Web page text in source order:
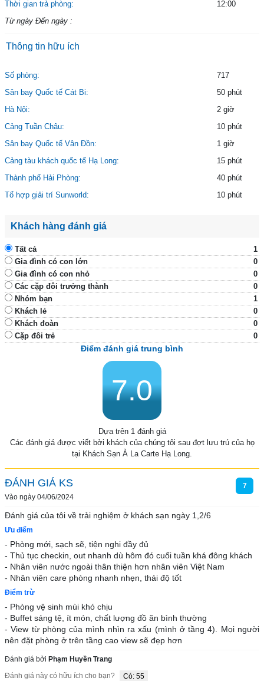
cà đều là bể bơi nước ấm phục vụ bốn mùa
- Jacuzzi: Bể sục thủy liệu trong nhà tại tầng 2, và ngoài trời tại tầng 40
Phòng hội nghị và sự kiện:
tiệc và hội nghị cao cấp, rộng rãi, hệ thống âm thanh, ánh sáng hiện đại,
thực đơn tiệc đa dạng và phong cách phục vụ chuyên nghiệp,
Thời gian trả phòng:
12:00
Từ ngày Đến ngày :
Thông tin hữu ích
Số phòng:
717
Sân bay Quốc tế Cát Bi:
50 phút
Hà Nội:
2 giờ
Cảng Tuần Châu:
10 phút
Sân bay Quốc tế Vân Đồn:
1 giờ
Cảng tàu khách quốc tế Hạ Long:
15 phút
Thành phố Hải Phòng:
40 phút
Tổ hợp giải trí Sunworld:
10 phút
Khách hàng đánh giá
Tất cả
1
Gia đình có con lớn
0
Gia đình có con nhỏ
0
Các cặp đôi trưởng thành
0
Nhóm bạn
1
Khách lẻ
0
Khách đoàn
0
Cặp đôi trẻ
0
Điểm đánh giá trung bình
7.0
Dựa trên 1 đánh giá
Các đánh giá được viết bởi khách của chúng tôi sau đợt lưu trú của họ
tại Khách Sạn À La Carte Hạ Long.
ĐÁNH GIÁ KS
Vào ngày 04/06/2024
7
Đánh giá của tôi về trải nghiệm ở khách sạn ngày 1,2/6
Ưu điểm
- Phòng mới, sạch sẽ, tiện nghi đầy đủ
- Thủ tục checkin, out nhanh dù hôm đó cuối tuần khá đông khách
- Nhân viên nước ngoài thân thiện hơn nhân viên Việt Nam
- Nhân viên care phòng nhanh nhẹn, thái độ tốt
Điểm trừ
- Phòng vệ sinh mùi khó chịu
- Buffet sáng tệ, ít món, chất lượng đồ ăn bình thường
- View từ phòng của mình nhìn ra xấu (mình ở tầng 4). Mọi người
nên đặt phòng ở trên tầng cao view sẽ đẹp hơn
Đánh giá bởi Phạm Huyền Trang
Đánh giá này có hữu ích cho bạn?
Có: 55